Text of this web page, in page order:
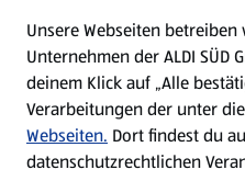
Nachhaltigkeit
Karriere
Unsere Webseiten
Unternehmen der ALDI SÜD
deinem Klick auf „Alle
Verarbeitungen der unter
Webseiten. Dort findest du
datenschutzrechtlichen